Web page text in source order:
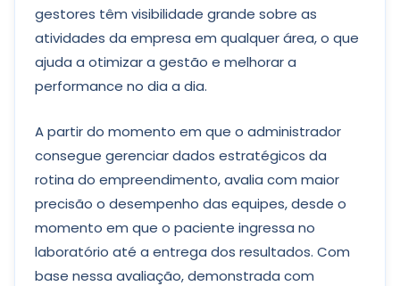
gestores têm visibilidade grande sobre as
atividades da empresa em qualquer área, o que
ajuda a otimizar a gestão e melhorar a
performance no dia a dia.
A partir do momento em que o administrador
consegue gerenciar dados estratégicos da
rotina do empreendimento, avalia com maior
precisão o desempenho das equipes, desde o
momento em que o paciente ingressa no
laboratório até a entrega dos resultados. Com
base nessa avaliação, demonstrada com